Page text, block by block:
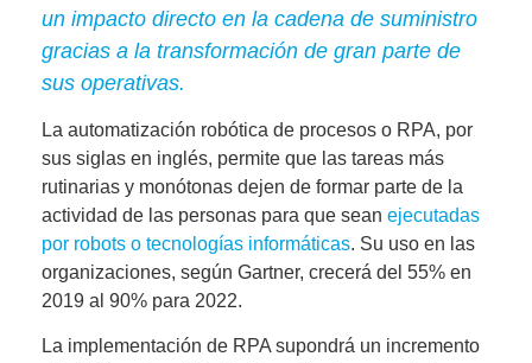
un impacto directo en la cadena de suministro
gracias a la transformación de gran parte de
sus operativas.
La automatización robótica de procesos o RPA, por
sus siglas en inglés, permite que las tareas más
rutinarias y monótonas dejen de formar parte de la
actividad de las personas para que sean ejecutadas
por robots o tecnologías informáticas. Su uso en las
organizaciones, según Gartner, crecerá del 55% en
2019 al 90% para 2022.
La implementación de RPA supondrá un incremento